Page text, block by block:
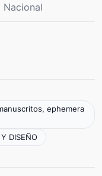
Nacional
ephemera
DISEÑO